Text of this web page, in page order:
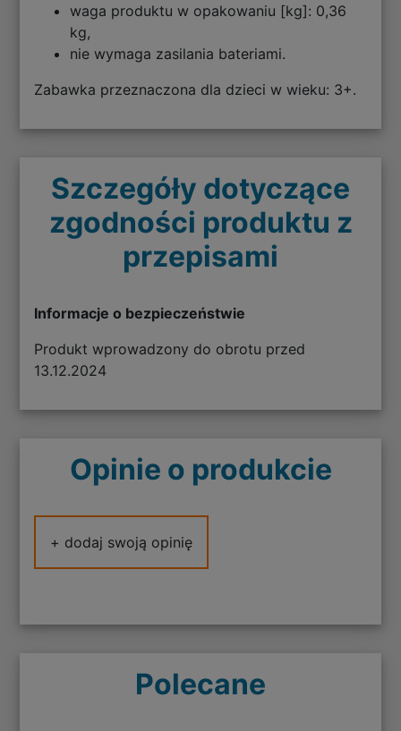
waga produktu w opakowaniu [kg]: 0,36
kg,
nie wymaga zasilania bateriami.
Zabawka przeznaczona dla dzieci w wieku: 3+.
Szczegóły dotyczące
zgodności produktu z
przepisami
Informacje o bezpieczeństwie
Produkt wprowadzony do obrotu przed
13.12.2024
Opinie o produkcie
+ dodaj swoją opinię
Polecane